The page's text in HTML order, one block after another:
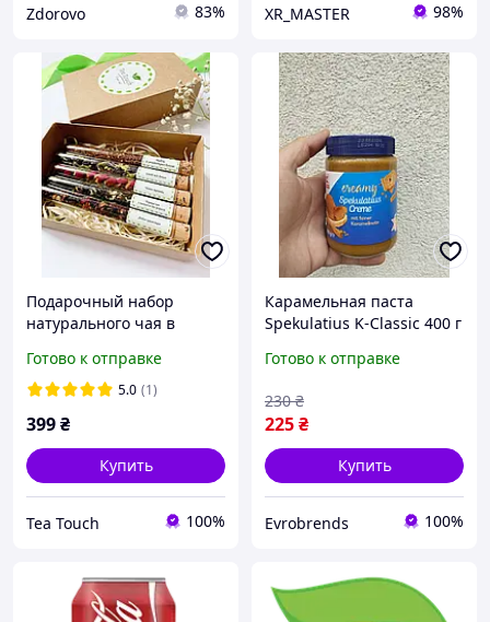
Zdorovo 83% XR_MASTER 98%
Подарочный набор
натурального чая в
"Сладкий"
Готово к отправке
5.0 (1)
399₴
Купить
Tea Touch 100%
Карамельная паста
Spekulatius K-Classic 400 г
сладкая намазка
Готово к отправке
225₴
230 ₴
Купить
Evrobrends 100%